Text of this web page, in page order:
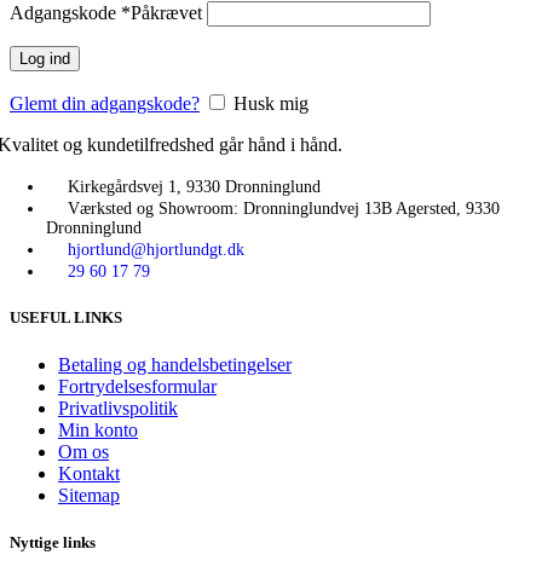
Adgangskode *Påkrævet
Log ind
Glemt din adgangskode?
Husk mig
og kundetilfredshed går hånd i hånd.
Kirkegårdsvej 1, 9330 Dronninglund
Værksted og Showroom: Dronninglundvej 13B Agersted, 9330
Dronninglund
hjortlund@hjortlundgt.dk
29 60 17 79
USEFUL LINKS
Betaling og handelsbetingelser
Fortrydelsesformular
Privatlivspolitik
Min konto
Om os
Kontakt
Sitemap
Nyttige links